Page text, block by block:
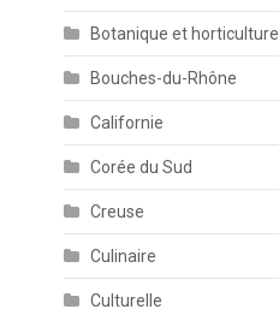
Botanique et horticulture
Bouches-du-Rhône
Californie
Corée du Sud
Creuse
Culinaire
Culturelle